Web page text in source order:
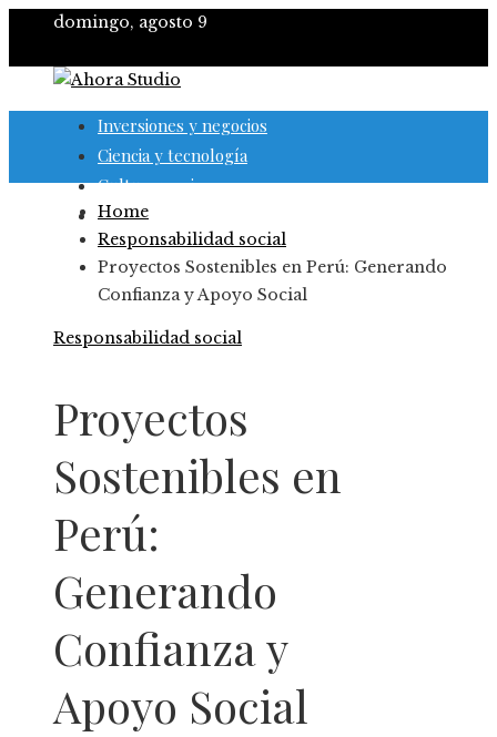
domingo, agosto 9
Inversiones y negocios
Ciencia y tecnología
Cultura y ocio
Responsabilidad social
Home
Responsabilidad social
Proyectos Sostenibles en Perú: Generando
Confianza y Apoyo Social
Responsabilidad social
Proyectos
Sostenibles en
Perú:
Generando
Confianza y
Apoyo Social